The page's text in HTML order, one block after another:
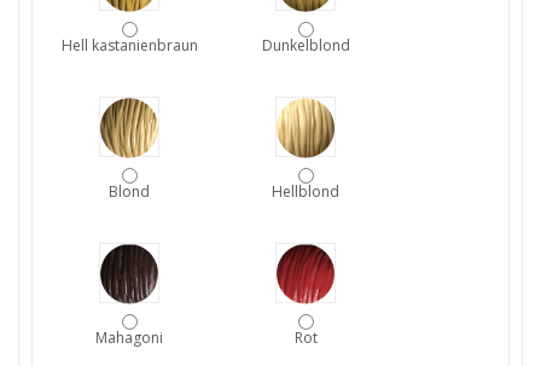
Hell kastanienbraun Dunkelblond
Blond Hellblond
Mahagoni Rot